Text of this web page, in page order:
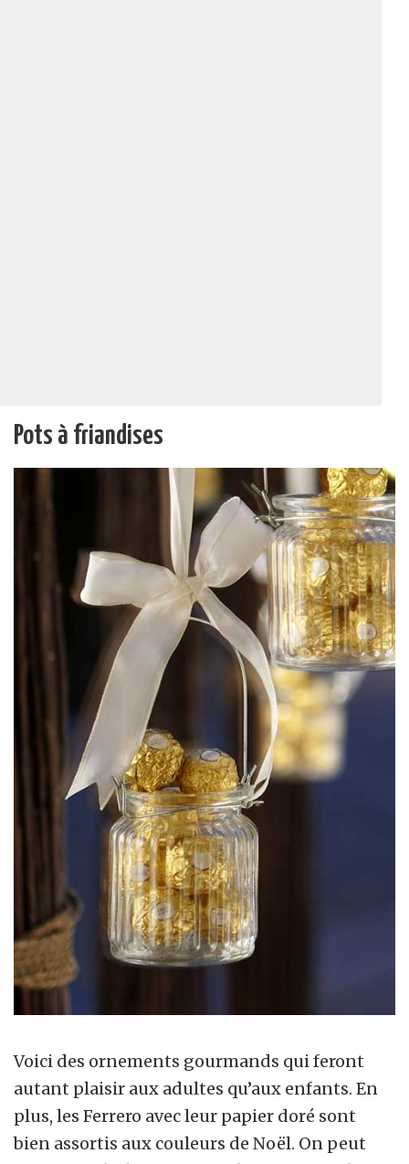
Pots à friandises
Voici des ornements gourmands qui feront
autant plaisir aux adultes qu’aux enfants. En
plus, les Ferrero avec leur papier doré sont
bien assortis aux couleurs de Noël. On peut